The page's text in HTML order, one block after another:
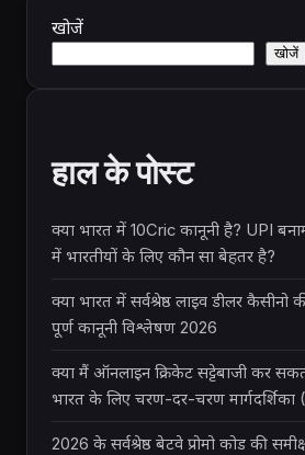
खोजें
खोजें
हाल के पोस्ट
क्या भारत में 10Cric कानूनी है? UPI
में भारतीयों के लिए कौन सा बेहतर है?
क्या भारत में सर्वश्रेष्ठ लाइव डीलर कैसीनो
पूर्ण कानूनी विश्लेषण 2026
क्या मैं ऑनलाइन क्रिकेट सट्टेबाजी कर
भारत के लिए चरण-दर-चरण मार्गदर्शिका
2026 के सर्वश्रेष्ठ बेटवे प्रोमो कोड की